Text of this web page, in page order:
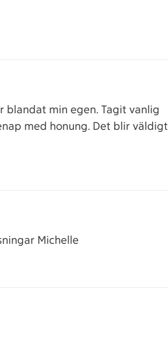
blandat min egen. Tagit vanlig
med honung. Det blir väldigt
Michelle